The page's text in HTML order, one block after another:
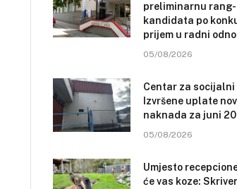
preliminarnu
kandidata po
prijem u radni
05/08/2026
Centar za socijalni
Izvršene uplate
naknada za juni
05/08/2026
Umjesto
će vas koze: